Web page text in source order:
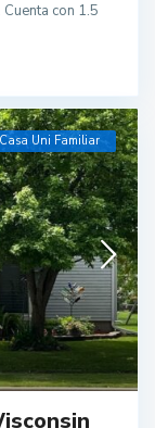
con 1.5
Casa Uni Familiar